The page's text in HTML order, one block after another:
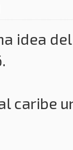
idea
caribe